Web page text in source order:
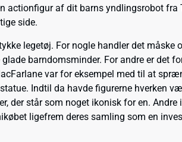
actionfigur af dit barns yndlingsrobot
side.
legetøj. For nogle handler det
barndomsminder. For andre er det
var for eksempel med til at
Indtil da havde figurerne
der står som noget ikonisk for en.
ligefrem deres samling som en